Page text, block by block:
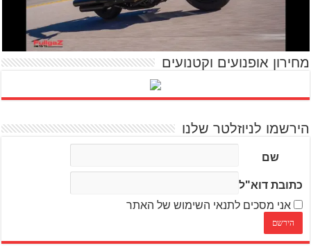
מחירון אופנועים וקטנועים
הירשמו לניוזלטר שלנו
שם
כתובת דוא"ל
אני מסכים לתנאי השימוש של האתר